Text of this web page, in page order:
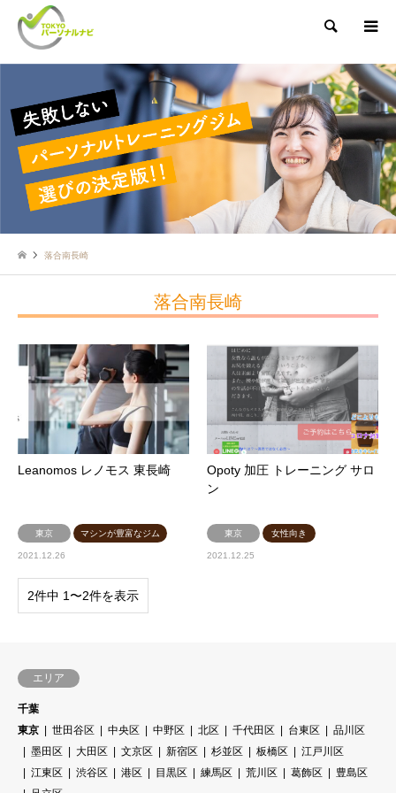
検索
落合南長崎
落合南長崎
Leanomos レノモス 東長崎
東京 マシンが豊富なジム
2021.12.26
Opoty 加圧 トレーニング サロ
ン
東京 女性向き
2021.12.25
2件中 1〜2件を表示
エリア
千葉
東京
世田谷区 中央区 中野区 北区 千代田区 台東区
品川区
墨田区
大田区 文京区 新宿区 杉並区 板橋区
江戸川区
江東区
渋谷区 港区 目黒区 練馬区 荒川区 葛飾区
豊島区